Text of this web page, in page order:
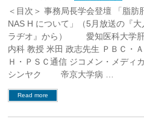
＜目次＞ 事務局長学会登壇 「脂肪
NAS H について」（5月放送の『大
ラヂオ』から） 愛知医科大学
内科 教授 米田 政志先生 ＰＢＣ・Ａ
Ｈ・ＰＳＣ通信 ジコメン・メディカ
シンヤク 帝京大学病 …
Read more